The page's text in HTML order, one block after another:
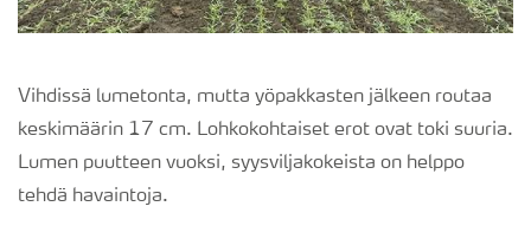
Vihdissä lumetonta, mutta yöpakkasten jälkeen routaa
keskimäärin 17 cm. Lohkokohtaiset erot ovat toki suuria.
Lumen puutteen vuoksi, syysviljakokeista on helppo
tehdä havaintoja.